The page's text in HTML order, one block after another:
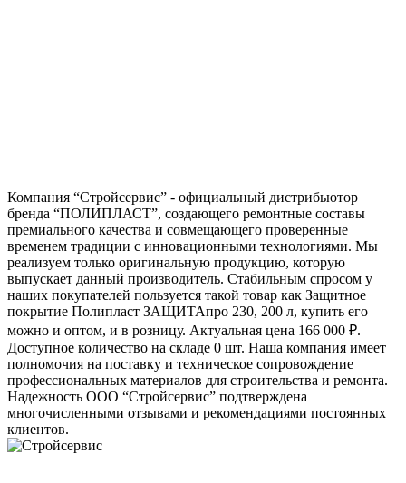
Компания “Стройсервис” - официальный дистрибьютор
бренда “ПОЛИПЛАСТ”, создающего ремонтные составы
премиального качества и совмещающего проверенные
временем традиции с инновационными технологиями. Мы
реализуем только оригинальную продукцию, которую
выпускает данный производитель. Стабильным спросом у
наших покупателей пользуется такой товар как Защитное
покрытие Полипласт ЗАЩИТАпро 230, 200 л, купить его
можно и оптом, и в розницу. Актуальная цена 166 000 ₽.
Доступное количество на складе 0 шт. Наша компания имеет
полномочия на поставку и техническое сопровождение
профессиональных материалов для строительства и ремонта.
Надежность ООО “Стройсервис” подтверждена
многочисленными отзывами и рекомендациями постоянных
клиентов.